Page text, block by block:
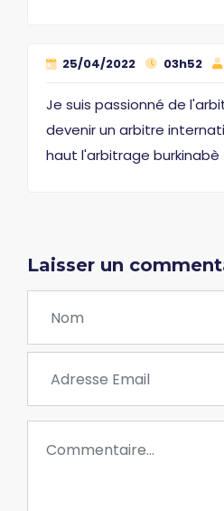
25/04/2022 03h52
Je suis passionné de
devenir un arbitre
haut l'arbitrage burkinabè
Laisser un